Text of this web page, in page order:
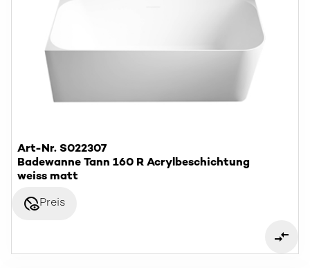
Art-Nr. S022307
Badewanne Tann 160 R Acrylbeschichtung
weiss matt
disabled_visiblePreis